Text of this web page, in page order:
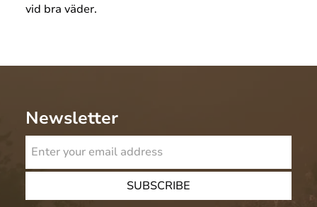
vid bra väder.
Newsletter
SUBSCRIBE